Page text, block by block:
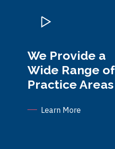
We Provide a
Wide Range of
Practice Areas
Learn More